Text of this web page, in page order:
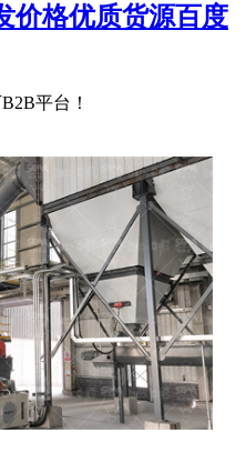
价格优质货源百度
平台！